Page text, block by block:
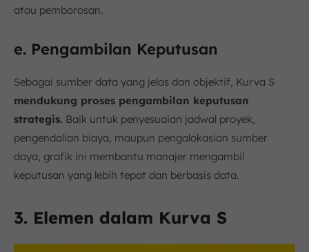
atau pemborosan.
e. Pengambilan Keputusan
Sebagai sumber data yang jelas dan objektif, Kurva S
mendukung proses pengambilan keputusan
strategis. Baik untuk penyesuaian jadwal proyek,
pengendalian biaya, maupun pengalokasian sumber
daya, grafik ini membantu manajer mengambil
keputusan yang lebih tepat dan berbasis data.
3. Elemen dalam Kurva S